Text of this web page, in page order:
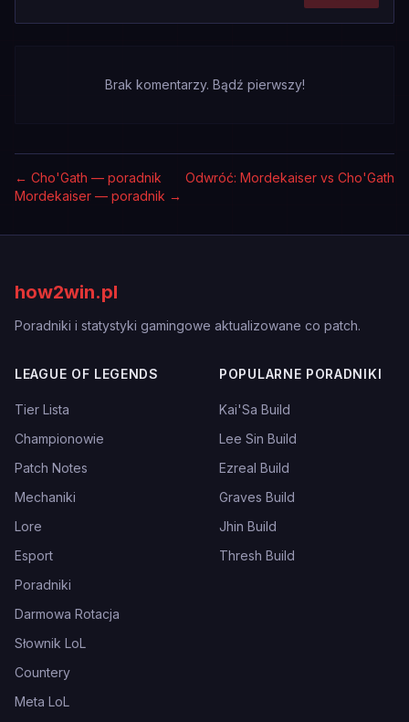
Brak komentarzy. Bądź pierwszy!
← Cho'Gath — poradnik
Odwróć: Mordekaiser vs Cho'Gath
Mordekaiser — poradnik →
how2win.pl
Poradniki i statystyki gamingowe aktualizowane co patch.
LEAGUE OF LEGENDS
Tier Lista
Championowie
Patch Notes
Mechaniki
Lore
Esport
Poradniki
Darmowa Rotacja
Słownik LoL
Countery
Meta LoL
POPULARNE PORADNIKI
Kai'Sa Build
Lee Sin Build
Ezreal Build
Graves Build
Jhin Build
Thresh Build